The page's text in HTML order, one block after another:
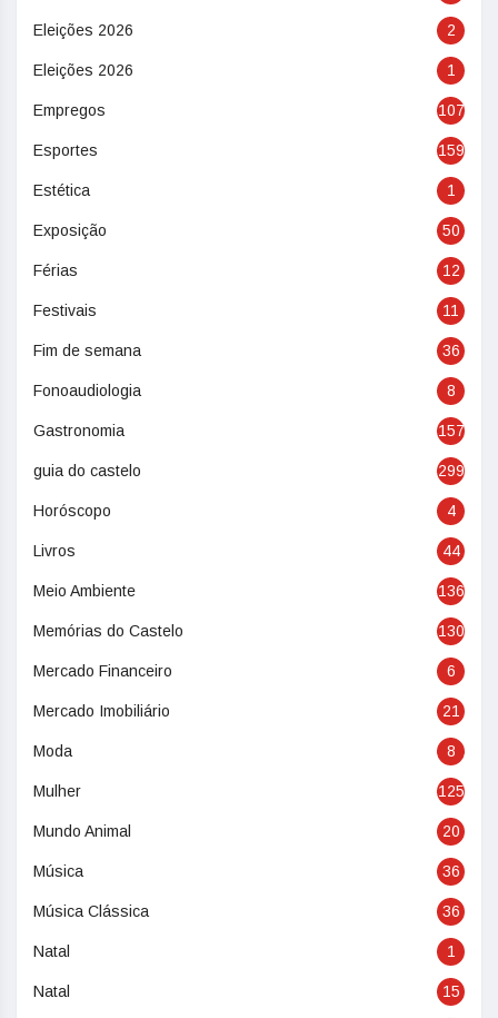
Eleições 2026 2
Eleições 2026 1
Empregos 107
Esportes 159
Estética 1
Exposição 50
Férias 12
Festivais 11
Fim de semana 36
Fonoaudiologia 8
Gastronomia 157
guia do castelo 299
Horóscopo 4
Livros 44
Meio Ambiente 136
Memórias do Castelo 130
Mercado Financeiro 6
Mercado Imobiliário 21
Moda 8
Mulher 125
Mundo Animal 20
Música 36
Música Clássica 36
Natal 1
Natal 15